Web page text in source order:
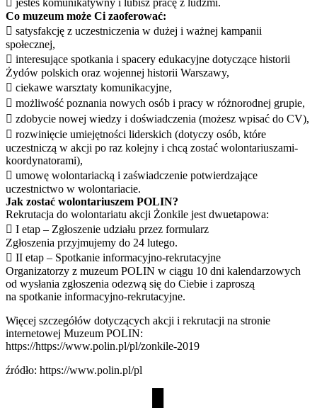
 jesteś komunikatywny i lubisz pracę z ludźmi.
Co muzeum może Ci zaoferować:
 satysfakcję z uczestniczenia w dużej i ważnej kampanii
społecznej,
 interesujące spotkania i spacery edukacyjne dotyczące historii
Żydów polskich oraz wojennej historii Warszawy,
 ciekawe warsztaty komunikacyjne,
 możliwość poznania nowych osób i pracy w różnorodnej grupie,
 zdobycie nowej wiedzy i doświadczenia (możesz wpisać do CV),
 rozwinięcie umiejętności liderskich (dotyczy osób, które
uczestniczą w akcji po raz kolejny i chcą zostać wolontariuszami-
koordynatorami),
 umowę wolontariacką i zaświadczenie potwierdzające
uczestnictwo w wolontariacie.
Jak zostać wolontariuszem POLIN?
Rekrutacja do wolontariatu akcji Żonkile jest dwuetapowa:
 I etap – Zgłoszenie udziału przez formularz
Zgłoszenia przyjmujemy do 24 lutego.
 II etap – Spotkanie informacyjno-rekrutacyjne
Organizatorzy z muzeum POLIN w ciągu 10 dni kalendarzowych
od wysłania zgłoszenia odezwą się do Ciebie i zaproszą
na spotkanie informacyjno-rekrutacyjne.
Więcej szczegółów dotyczących akcji i rekrutacji na stronie
internetowej Muzeum POLIN:
https://https://www.polin.pl/pl/zonkile-2019
źródło: https://www.polin.pl/pl